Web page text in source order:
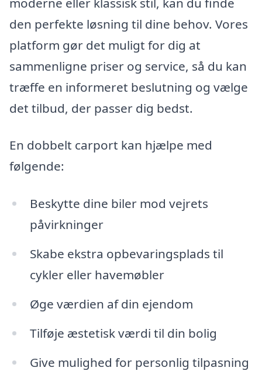
den perfekte løsning til dine behov. Vores
platform gør det muligt for dig at
sammenligne priser og service, så du kan
træffe en informeret beslutning og vælge
det tilbud, der passer dig bedst.
En dobbelt carport kan hjælpe med
følgende:
Beskytte dine biler mod vejrets
påvirkninger
Skabe ekstra opbevaringsplads til
cykler eller havemøbler
Øge værdien af din ejendom
Tilføje æstetisk værdi til din bolig
Give mulighed for personlig tilpasning